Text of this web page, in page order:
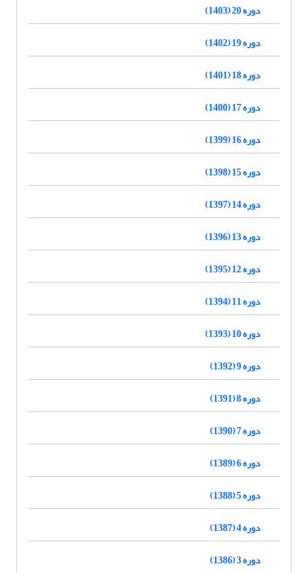
دوره 20 (1403)
دوره 19 (1402)
دوره 18 (1401)
دوره 17 (1400)
دوره 16 (1399)
دوره 15 (1398)
دوره 14 (1397)
دوره 13 (1396)
دوره 12 (1395)
دوره 11 (1394)
دوره 10 (1393)
دوره 9 (1392)
دوره 8 (1391)
دوره 7 (1390)
دوره 6 (1389)
دوره 5 (1388)
دوره 4 (1387)
دوره 3 (1386)